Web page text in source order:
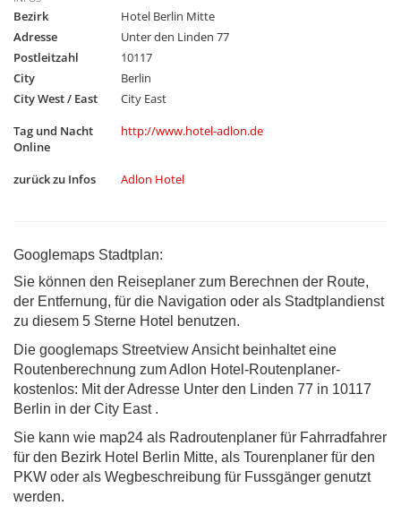
Bezirk
Hotel Berlin Mitte
Adresse
Unter den Linden 77
Postleitzahl
10117
City
Berlin
City West / East
City East
Tag und Nacht
Online
http://www.hotel-adlon.de
zurück zu Infos Adlon Hotel
Googlemaps Stadtplan:
Sie können den Reiseplaner zum Berechnen der Route,
der Entfernung, für die Navigation oder als Stadtplandienst
zu diesem 5 Sterne Hotel benutzen.
Die googlemaps Streetview Ansicht beinhaltet eine
Routenberechnung zum Adlon Hotel-Routenplaner-
kostenlos: Mit der Adresse Unter den Linden 77 in 10117
Berlin in der City East .
Sie kann wie map24 als Radroutenplaner für Fahrradfahrer
für den Bezirk Hotel Berlin Mitte, als Tourenplaner für den
PKW oder als Wegbeschreibung für Fussgänger genutzt
werden.